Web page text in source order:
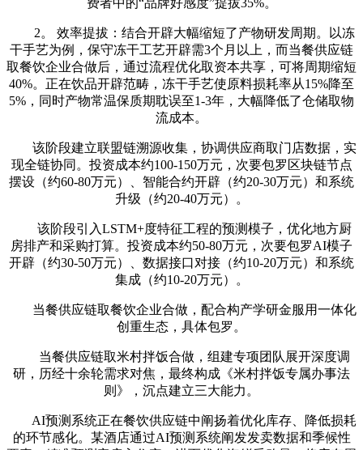
2。 效率提拔：结合开辟大幅缩短了产物研发周期。以冻
干手艺为例，保守冻干工艺开辟需3个月以上，而当餐供应链
取餐饮企业合做后，通过流程优化取资本共享，可将周期缩短
40%。正在饮品开辟范畴，冻干手艺使原料损耗率从15%降至
5%，同时产物常温保质期耽误至1-3年，大幅降低了仓储取物
流成本。
该阶段建立联盟链溯源收集，协调供应商取门店数据，实
现全链协同。投资成本约100-150万元，次要包罗区块链节点
摆设（约60-80万元）、智能合约开辟（约20-30万元）和系统
升级（约20-40万元）。
该阶段引入LSTM+度特征工程的预测模子，优化地方厨
房排产和采购打算。投资成本约50-80万元，次要包罗AI模子
开辟（约30-50万元）、数据接口对接（约10-20万元）和系统
集成（约10-20万元）。
当餐供应链取餐饮企业合做，配合构产学研金服用一体化
创重生态，具体包罗。
当餐供应链取米村拌饭合做，组建专项团队展开深度调
研，历经十余轮需求对焦，最终构成《米村拌饭专属办事法
则》，沉点建立三大能力。
AI预测系统正在餐饮供应链中阐扬着优化库存、降低损耗
的环节感化。某酒店通过AI预测系统阐发发卖数据和季候性